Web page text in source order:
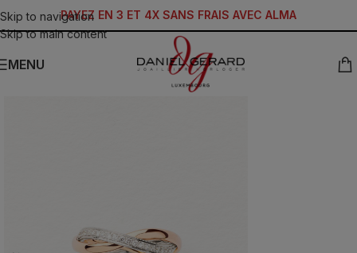
Skip to navigation
Skip to main content
PAYEZ EN 3 ET 4X SANS FRAIS AVEC ALMA
MENU